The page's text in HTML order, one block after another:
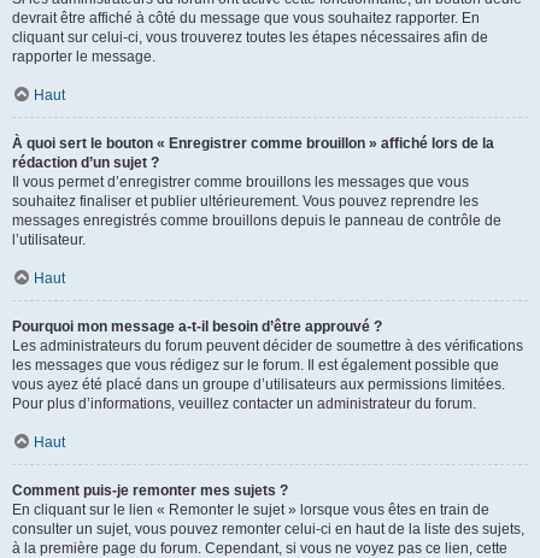
devrait être affiché à côté du message que vous souhaitez rapporter. En
cliquant sur celui-ci, vous trouverez toutes les étapes nécessaires afin de
rapporter le message.
Haut
À quoi sert le bouton « Enregistrer comme brouillon » affiché lors de la
rédaction d’un sujet ?
Il vous permet d’enregistrer comme brouillons les messages que vous
souhaitez finaliser et publier ultérieurement. Vous pouvez reprendre les
messages enregistrés comme brouillons depuis le panneau de contrôle de
l’utilisateur.
Haut
Pourquoi mon message a-t-il besoin d’être approuvé ?
Les administrateurs du forum peuvent décider de soumettre à des vérifications
les messages que vous rédigez sur le forum. Il est également possible que
vous ayez été placé dans un groupe d’utilisateurs aux permissions limitées.
Pour plus d’informations, veuillez contacter un administrateur du forum.
Haut
Comment puis-je remonter mes sujets ?
En cliquant sur le lien « Remonter le sujet » lorsque vous êtes en train de
consulter un sujet, vous pouvez remonter celui-ci en haut de la liste des sujets,
à la première page du forum. Cependant, si vous ne voyez pas ce lien, cette